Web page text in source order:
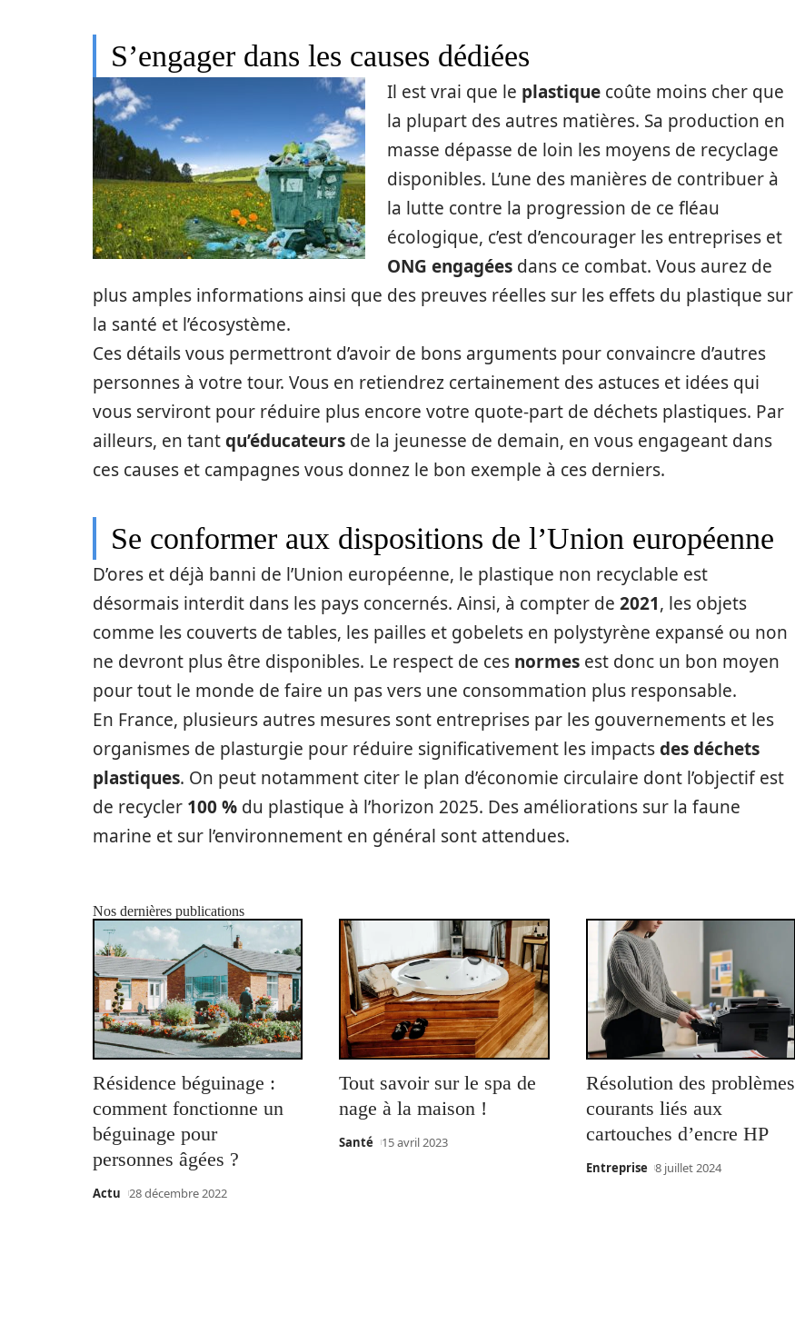
S’engager dans les causes dédiées
Il est vrai que le plastique coûte moins cher que
la plupart des autres matières. Sa production en
masse dépasse de loin les moyens de recyclage
disponibles. L’une des manières de contribuer à
la lutte contre la progression de ce fléau
écologique, c’est d’encourager les entreprises et
ONG engagées dans ce combat. Vous aurez de
plus amples informations ainsi que des preuves réelles sur les effets du plastique sur
la santé et l’écosystème.
Ces détails vous permettront d’avoir de bons arguments pour convaincre d’autres
personnes à votre tour. Vous en retiendrez certainement des astuces et idées qui
vous serviront pour réduire plus encore votre quote-part de déchets plastiques. Par
ailleurs, en tantqu’éducateurs de la jeunesse de demain, en vous engageant dans
ces causes et campagnes vous donnez le bon exemple à ces derniers.
Se conformer aux dispositions de l’Union européenne
D’ores et déjà banni de l’Union européenne, le plastique non recyclable est
désormais interdit dans les pays concernés. Ainsi, à compter de 2021, les objets
comme les couverts de tables, les pailles et gobelets en polystyrène expansé ou non
ne devront plus être disponibles. Le respect de ces normes est donc un bon moyen
pour tout le monde de faire un pas vers une consommation plus responsable.
En France, plusieurs autres mesures sont entreprises par les gouvernements et les
organismes de plasturgie pour réduire significativement les impactsdes déchets
plastiques. On peut notamment citer le plan d’économie circulaire dont l’objectif est
de recycler 100 % du plastique à l’horizon 2025. Des améliorations sur la faune
marine et sur l’environnement en général sont attendues.
Nos dernières publications
Résidence béguinage :
comment fonctionne un
béguinage pour
personnes âgées ?
Actu 28 décembre 2022
Tout savoir sur le spa de
nage à la maison !
Santé 15 avril 2023
Résolution des problèmes
courants liés aux
cartouches d’encre HP
Entreprise 8 juillet 2024